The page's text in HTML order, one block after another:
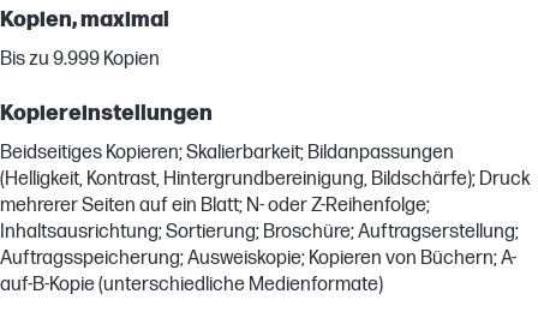
Kopien, maximal
Bis zu 9.999 Kopien
Kopiereinstellungen
Beidseitiges Kopieren; Skalierbarkeit; Bildanpassungen
(Helligkeit, Kontrast, Hintergrundbereinigung, Bildschärfe); Druck
mehrerer Seiten auf ein Blatt; N- oder Z-Reihenfolge;
Inhaltsausrichtung; Sortierung; Broschüre; Auftragserstellung;
Auftragsspeicherung; Ausweiskopie; Kopieren von Büchern; A-
auf-B-Kopie (unterschiedliche Medienformate)